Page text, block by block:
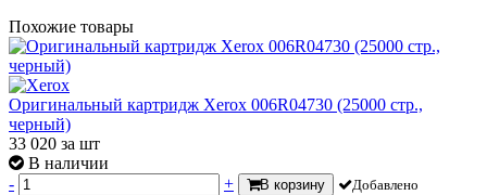
Похожие товары
Оригинальный картридж Xerox 006R04730 (25000 стр.,
черный)
33 020 за шт
В наличии
-
+ В корзину Добавлено